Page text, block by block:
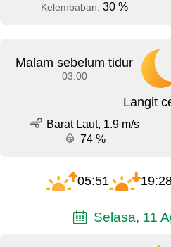
Kelembaban: 30 %
Malam sebelum tidur
03:00
Langit
Barat Laut, 1.9 m/s
74 %
05:51
Selasa, 11